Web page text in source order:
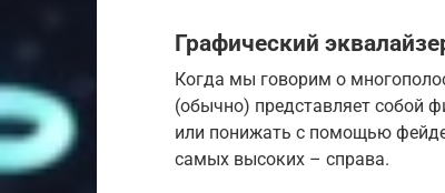
Графический
Когда мы говорим о
(обычно) представляет собой
или понижать с помощью
самых высоких – справа.